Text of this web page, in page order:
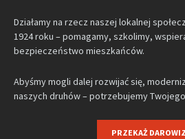
Działamy na rzecz naszej lokalnej
1924 roku – pomagamy, szkolimy,
bezpieczeństwo mieszkańców.
Abyśmy mogli dalej rozwijać się,
naszych druhów – potrzebujemy
PRZEKAŻ